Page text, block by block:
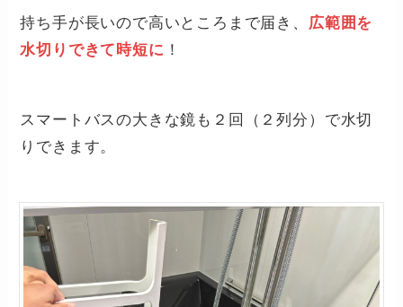
持ち手が長いので高いところまで届き、 広範囲を
水切りできて時短に ！
スマートバスの大きな鏡も２回（２列分）で水切
りできます。